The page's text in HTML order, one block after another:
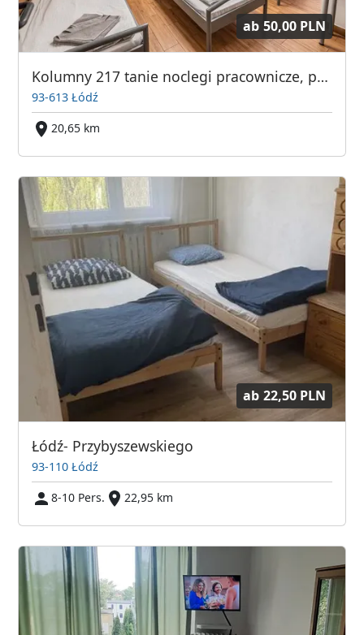
ab 50,00 PLN
Kolumny 217 tanie noclegi pracownicze, parking
93-613 Łódź
20,65 km
ab 22,50 PLN
Łódź- Przybyszewskiego
93-110 Łódź
8-10 Pers.
22,95 km